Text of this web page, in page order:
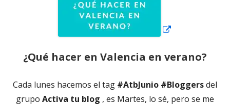
¿Qué hacer en Valencia en verano?
Cada lunes hacemos el tag #AtbJunio #Bloggersdel
grupo Activa tu blog , es Martes, lo sé, pero se me